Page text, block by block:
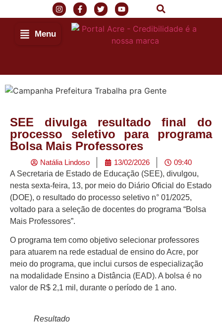
Menu
SEE divulga resultado final do
processo seletivo para programa
Bolsa Mais Professores
Natália Lindoso 13/02/2026
09:40
A Secretaria de Estado de Educação (SEE), divulgou,
nesta sexta-feira, 13, por meio do Diário Oficial do Estado
(DOE), o resultado do processo seletivo n° 01/2025,
voltado para a seleção de docentes do programa “Bolsa
Mais Professores”.
O programa tem como objetivo selecionar professores
para atuarem na rede estadual de ensino do Acre, por
meio do programa, que inclui cursos de especialização
na modalidade Ensino a Distância (EAD). A bolsa é no
valor de R$ 2,1 mil, durante o período de 1 ano.
Resultado